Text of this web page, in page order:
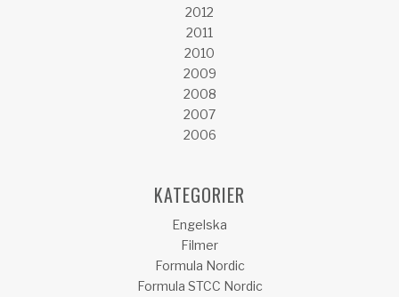
2012
2011
2010
2009
2008
2007
2006
KATEGORIER
Engelska
Filmer
Formula Nordic
Formula STCC Nordic